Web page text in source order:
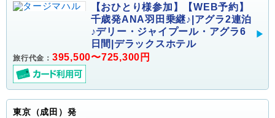
【おひとり様参加】【WEB予約】
千歳発ANA羽田乗継♪|アグラ2連泊
♪デリー・ジャイプール・アグラ6
日間|デラックスホテル
旅行代金： 395,500〜725,300円
東京（成田）発